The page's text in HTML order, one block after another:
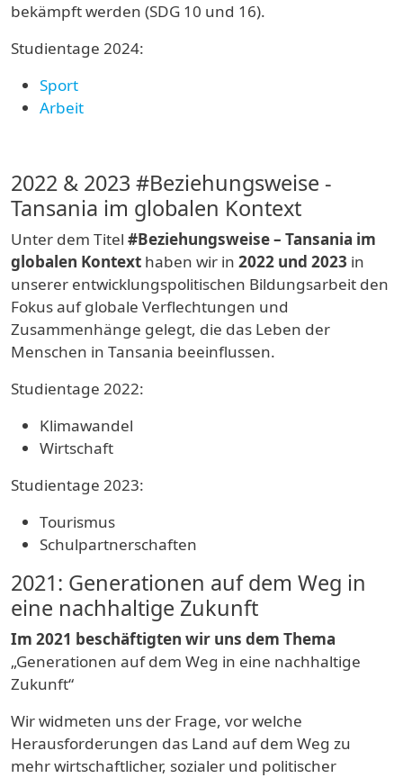
bekämpft werden (SDG 10 und 16).
Studientage 2024:
Sport
Arbeit
2022 & 2023 #Beziehungsweise -
Tansania im globalen Kontext
Unter dem Titel #Beziehungsweise – Tansania im
globalen Kontext haben wir in 2022 und 2023 in
unserer entwicklungspolitischen Bildungsarbeit den
Fokus auf globale Verflechtungen und
Zusammenhänge gelegt, die das Leben der
Menschen in Tansania beeinflussen.
Studientage 2022:
Klimawandel
Wirtschaft
Studientage 2023:
Tourismus
Schulpartnerschaften
2021: Generationen auf dem Weg in
eine nachhaltige Zukunft
Im 2021 beschäftigten wir uns dem Thema
„Generationen auf dem Weg in eine nachhaltige
Zukunft“
Wir widmeten uns der Frage, vor welche
Herausforderungen das Land auf dem Weg zu
mehr wirtschaftlicher, sozialer und politischer